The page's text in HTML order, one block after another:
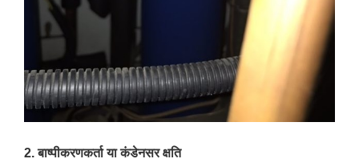
2. बाष्पीकरणकर्ता या कंडेनसर क्षति